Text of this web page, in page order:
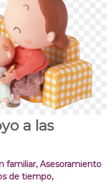
a las
familiar, Asesoramiento
de tiempo,